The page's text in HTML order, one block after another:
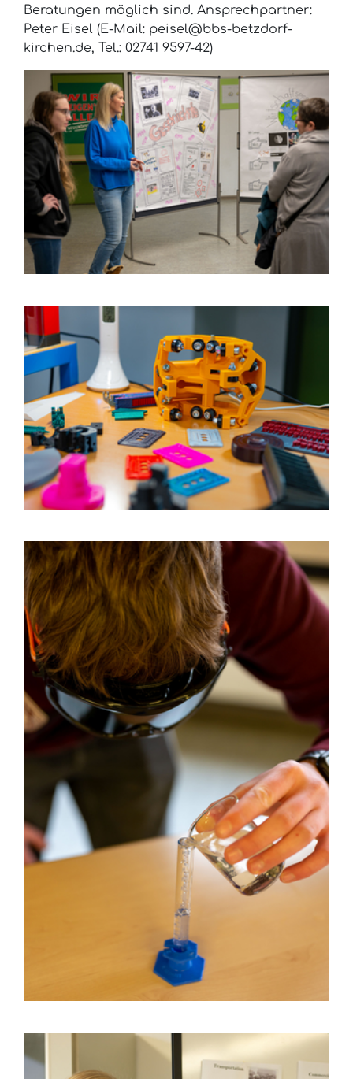
Beratungen möglich sind. Ansprechpartner:
Peter Eisel (E-Mail: peisel@bbs-betzdorf-
kirchen.de, Tel.: 02741 9597-42)